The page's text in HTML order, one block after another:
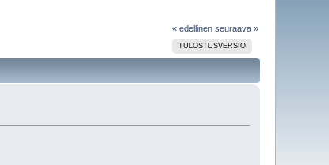
« edellinen seuraava »
TULOSTUSVERSIO